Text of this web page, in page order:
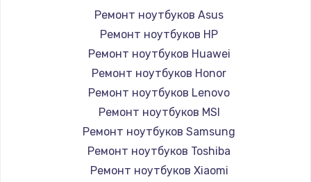
Ремонт ноутбуков Asus
Ремонт ноутбуков HP
Ремонт ноутбуков Huawei
Ремонт ноутбуков Honor
Ремонт ноутбуков Lenovo
Ремонт ноутбуков MSI
Ремонт ноутбуков Samsung
Ремонт ноутбуков Toshiba
Ремонт ноутбуков Xiaomi